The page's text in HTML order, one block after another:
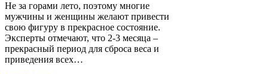
Не за горами лето, поэтому многие
мужчины и женщины желают привести
свою фигуру в прекрасное состояние.
Эксперты отмечают, что 2-3 месяца –
прекрасный период для сброса веса и
приведения всех…